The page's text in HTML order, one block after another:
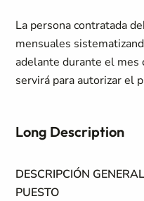
La persona contratada
mensuales
adelante durante el
servirá para autorizar el
Long Description
DESCRIPCIÓN
PUESTO